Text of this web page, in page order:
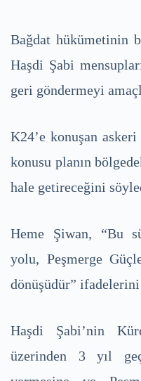
Bağdat hükümetinin
Haşdi Şabi
geri göndermeyi
K24’e konuşan
konusu planın
hale getireceğini
Heme Şiwan, “Bu
yolu, Peşmerge
dönüşüdür”
Haşdi Şabi’nin
üzerinden 3 yıl